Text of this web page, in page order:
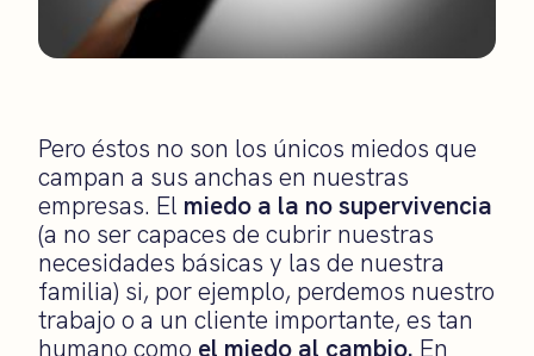
Pero éstos no son los únicos miedos que
campan a sus anchas en nuestras
empresas. El miedo a la no supervivencia
(a no ser capaces de cubrir nuestras
necesidades básicas y las de nuestra
familia) si, por ejemplo, perdemos nuestro
trabajo o a un cliente importante, es tan
humano como el miedo al cambio. En